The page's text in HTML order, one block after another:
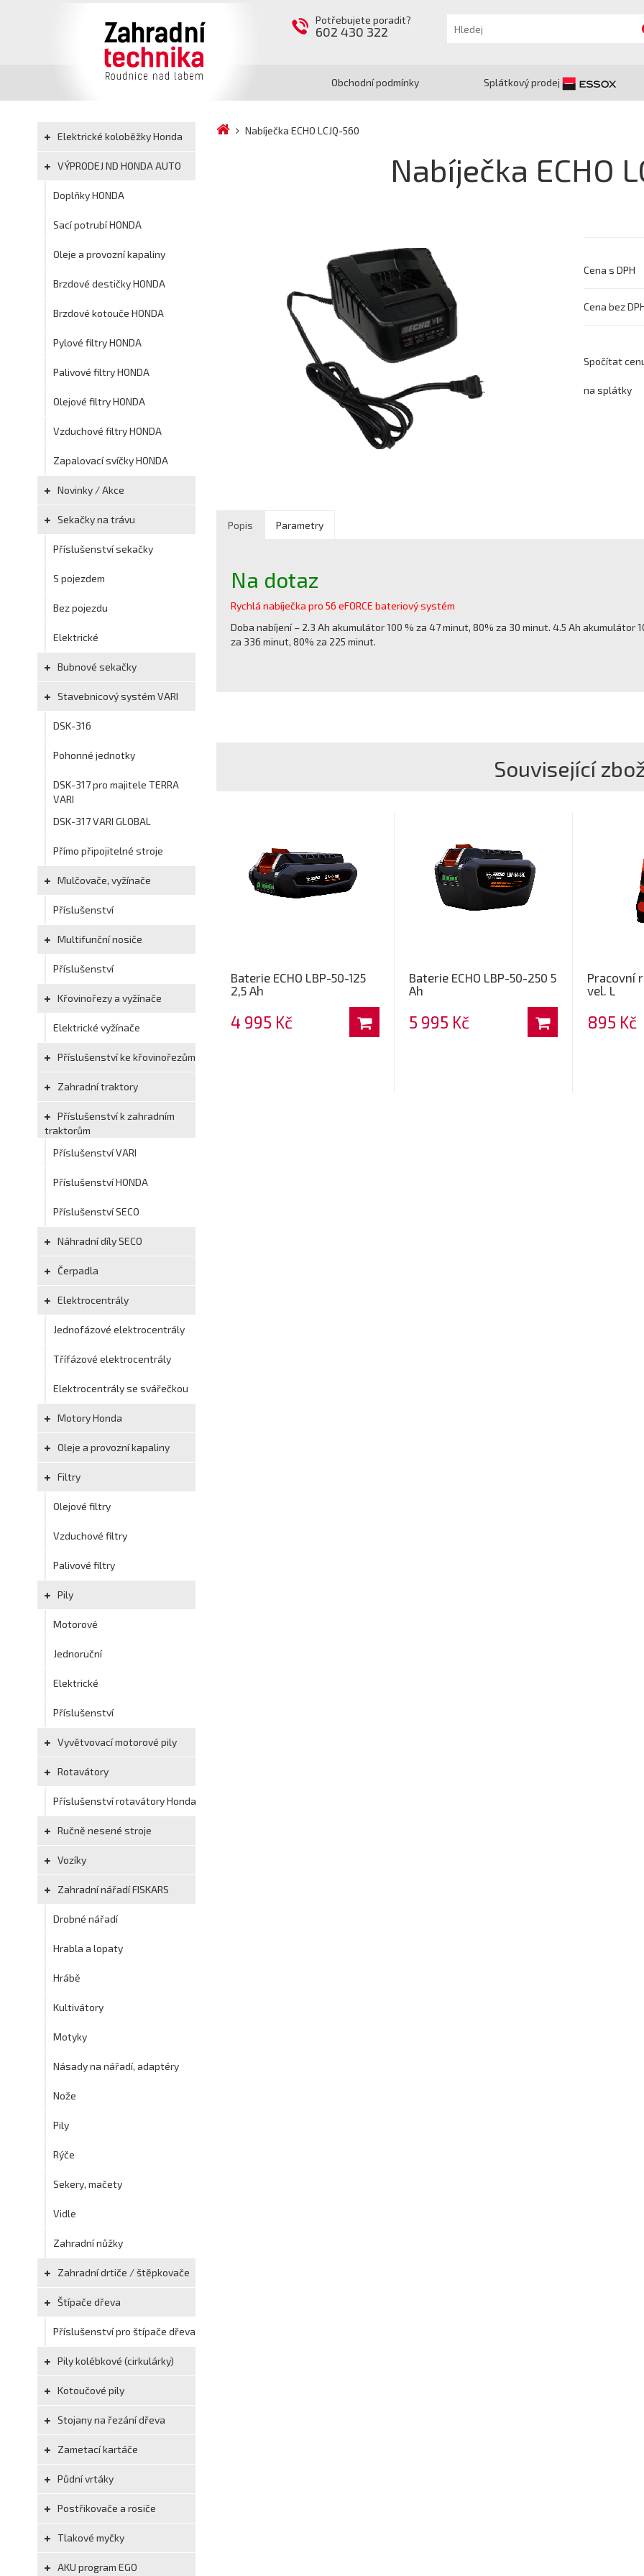
Potřebujete poradit?
602 430 322
Obchodní podmínky Splátkový prodej
Elektrické koloběžky Honda
VÝPRODEJ ND HONDA AUTO
Doplňky HONDA
Sací potrubí HONDA
Oleje a provozní kapaliny
Brzdové destičky HONDA
Brzdové kotouče HONDA
Pylové filtry HONDA
Palivové filtry HONDA
Olejové filtry HONDA
Vzduchové filtry HONDA
Zapalovací svíčky HONDA
Novinky / Akce
Sekačky na trávu
Příslušenství sekačky
S pojezdem
Bez pojezdu
Elektrické
Bubnové sekačky
Stavebnicový systém VARI
DSK-316
Pohonné jednotky
DSK-317 pro majitele TERRA
VARI
DSK-317 VARI GLOBAL
Přímo připojitelné stroje
Mulčovače, vyžínače
Příslušenství
Multifunční nosiče
Příslušenství
Křovinořezy a vyžínače
Elektrické vyžínače
Příslušenství ke křovinořezům
Zahradní traktory
Příslušenství k zahradním
traktorům
Příslušenství VARI
Příslušenství HONDA
Příslušenství SECO
Náhradní díly SECO
Čerpadla
Elektrocentrály
Jednofázové elektrocentrály
Třífázové elektrocentrály
Elektrocentrály se svářečkou
Motory Honda
Oleje a provozní kapaliny
Filtry
Olejové filtry
Vzduchové filtry
Palivové filtry
Pily
Motorové
Jednoruční
Elektrické
Příslušenství
Vyvětvovací motorové pily
Rotavátory
Příslušenství rotavátory Honda
Ručně nesené stroje
Vozíky
Zahradní nářadí FISKARS
Drobné nářadí
Hrabla a lopaty
Hrábě
Kultivátory
Motyky
Násady na nářadí, adaptéry
Nože
Pily
Rýče
Sekery, mačety
Vidle
Zahradní nůžky
Zahradní drtiče / štěpkovače
Štípače dřeva
Příslušenství pro štípače dřeva
Pily kolébkové (cirkulárky)
Kotoučové pily
Stojany na řezání dřeva
Zametací kartáče
Půdní vrtáky
Postřikovače a rosiče
Tlakové myčky
AKU program EGO
Nabíječka ECHO LCJQ-560
Nabíječka ECHO
Cena s DPH
Cena bez
Spočítat
na splátky
Popis Parametry
Na dotaz
Rychlá nabíječka pro 56 eFORCE bateriový systém
Doba nabíjení – 2.3 Ah akumulátor 100 % za 47 minut, 80% za 30 minut. 4.5 Ah akumulátor
za 336 minut, 80% za 225 minut.
Související
Baterie ECHO LBP-50-125
2,5 Ah
4 995 Kč
Baterie ECHO LBP-50-250 5
Ah
5 995 Kč
Pracovní
vel. L
895 Kč